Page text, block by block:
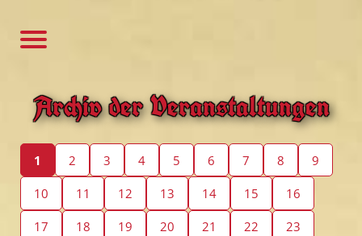
Archiv der Veranstaltungen
1 2 3 4 5 6 7 8 9
10 11 12 13 14 15 16
17 18 19 20 21 22 23